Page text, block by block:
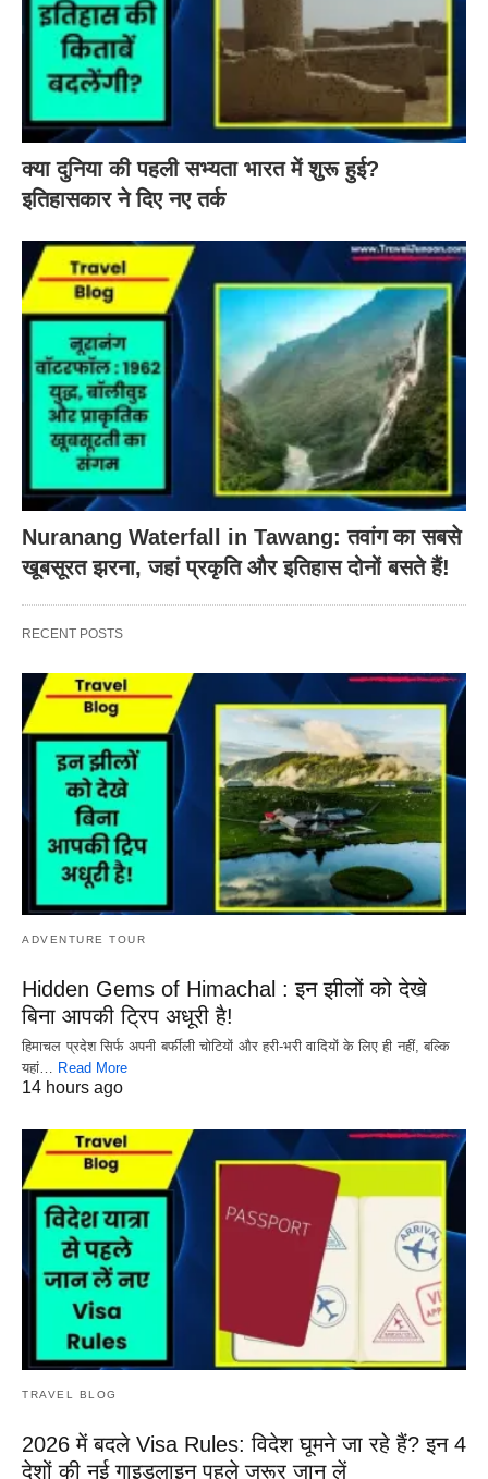
क्या दुनिया की पहली सभ्यता भारत में शुरू हुई?
इतिहासकार ने दिए नए तर्क
Nuranang Waterfall in Tawang: तवांग का सबसे
खूबसूरत झरना, जहां प्रकृति और इतिहास दोनों बसते हैं!
RECENT POSTS
ADVENTURE TOUR
Hidden Gems of Himachal : इन झीलों को देखे
बिना आपकी ट्रिप अधूरी है!
हिमाचल प्रदेश सिर्फ अपनी बर्फीली चोटियों और हरी-भरी वादियों के लिए ही नहीं, बल्कि
यहां…
Read More
14 hours ago
TRAVEL BLOG
2026 में बदले Visa Rules: विदेश घूमने जा रहे हैं? इन 4
देशों की नई गाइडलाइन पहले जरूर जान लें